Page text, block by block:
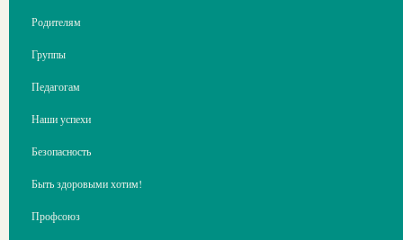
Родителям
Группы
Педагогам
Наши успехи
Безопасность
Быть здоровыми хотим!
Профсоюз